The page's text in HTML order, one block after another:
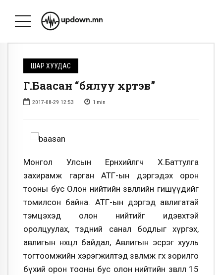
ШАР ХУУДАС
Г.Баасан “бялуу хүртэв”
2017-08-29 12:53 1 min
Монгол Улсын Ерөнхийлөгч Х.Баттулга
захирамж гарган АТГ-ын дэргэдэх орон
тооны бус Олон нийтийн зөвлөлийн гишүүдийг
томилсон байна. АТГ-ын дэргэд авлигатай
тэмцэхэд олон нийтийг идэвхтэй
оролцуулах, тэдний санал бодлыг хүргэх,
авлигын нөхцөл байдал, Авлигын эсрэг хууль
тогтоомжийн хэрэгжилтэд зөвлөмж өгөх зорилго
бүхий орон тооны бус олон нийтийн зөвлөл 15